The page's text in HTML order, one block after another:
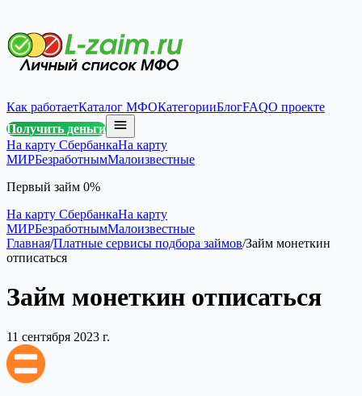
Как работаетКаталог МФОКатегорииБлогFAQО проекте
Получить деньги
На карту СбербанкаНа карту
МИРБезработнымМалоизвестные
Первый займ 0%
На карту СбербанкаНа карту
МИРБезработнымМалоизвестные
Главная/Платные сервисы подбора займов/Займ монеткин
отписаться
Займ монеткин отписаться
11 сентября 2023 г.